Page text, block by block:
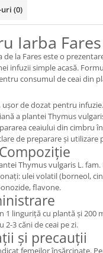
uri (0)
Iarba
la Fares este o
infuzii simple acasă.
consumul de ceai din
ușor de dozat pentru infuzie.
a plantei Thymus
ceaiului din cimbru
de preparare și utilizare
Thymus vulgaris L. fam.
ulei volatil (borneol,
flavone.
1 linguriță cu plantă și
2-3 căni de ceai pe zi.
și precauții
femeilor însărcinate.